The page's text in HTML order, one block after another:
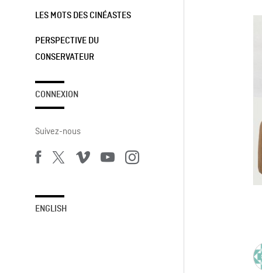
LES MOTS DES CINÉASTES
PERSPECTIVE DU
CONSERVATEUR
CONNEXION
Suivez-nous
ENGLISH